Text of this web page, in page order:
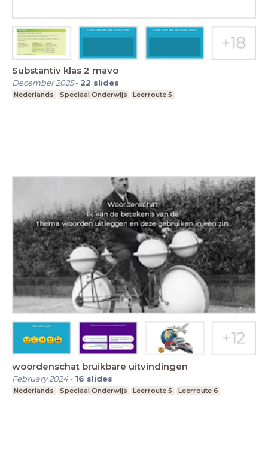
Substantiv klas 2 mavo
December 2025- 22 slides
Nederlands Speciaal Onderwijs Leerroute 5
woordenschat bruikbare uitvindingen
February 2024- 16 slides
Nederlands Speciaal Onderwijs Leerroute 5 Leerroute 6